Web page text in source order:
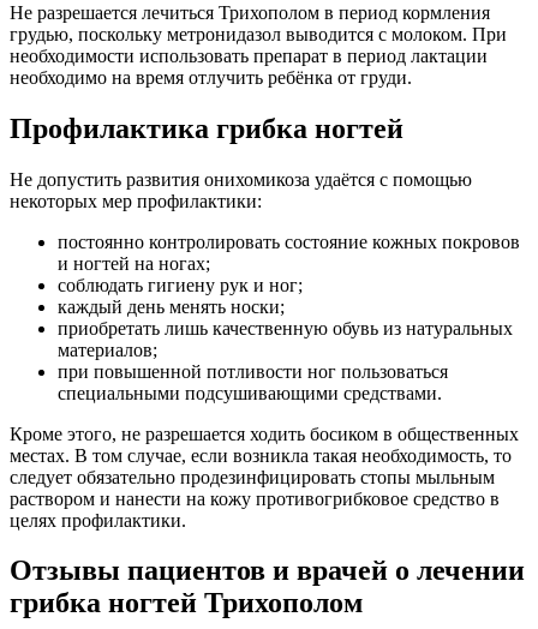
Не разрешается лечиться Трихополом в период кормления
грудью, поскольку метронидазол выводится с молоком. При
необходимости использовать препарат в период лактации
необходимо на время отлучить ребёнка от груди.
Профилактика грибка ногтей
Не допустить развития онихомикоза удаётся с помощью
некоторых мер профилактики:
постоянно контролировать состояние кожных покровов
и ногтей на ногах;
соблюдать гигиену рук и ног;
каждый день менять носки;
приобретать лишь качественную обувь из натуральных
материалов;
при повышенной потливости ног пользоваться
специальными подсушивающими средствами.
Кроме этого, не разрешается ходить босиком в общественных
местах. В том случае, если возникла такая необходимость, то
следует обязательно продезинфицировать стопы мыльным
раствором и нанести на кожу противогрибковое средство в
целях профилактики.
Отзывы пациентов и врачей о лечении
грибка ногтей Трихополом